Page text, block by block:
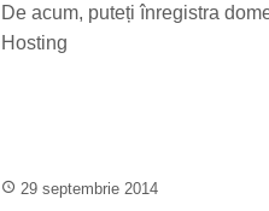
De acum, puteți înregistra
Hosting
29 septembrie 2014